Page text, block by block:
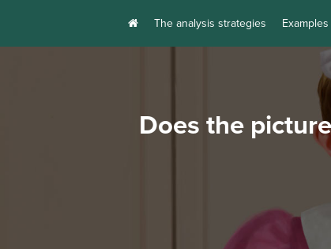
The analysis strategies Examples
Does the